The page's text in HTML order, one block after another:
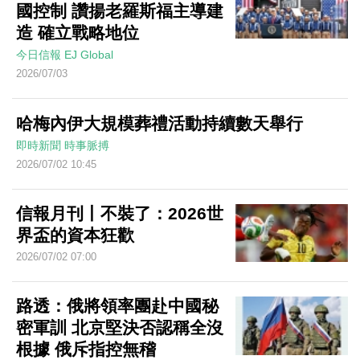
國控制 讚揚老羅斯福主導建
造 確立戰略地位
今日信報 EJ Global
2026/07/03
哈梅內伊大規模葬禮活動持續數天舉行
即時新聞 時事脈搏
2026/07/02 10:45
信報月刊丨不裝了：2026世
界盃的資本狂歡
2026/07/02 07:00
路透：俄將領率團赴中國秘
密軍訓 北京堅決否認稱全沒
根據 俄斥指控無稽